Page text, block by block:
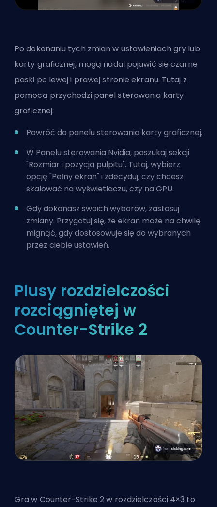
Po dokonaniu tych zmian w ustawieniach gry lub
karty graficznej, mogą nadal pojawić się czarne
paski po lewej i prawej stronie ekranu. Tutaj z
pomocą przychodzi panel sterowania karty
graficznej:
Powróć do panelu sterowania karty graficznej.
W Panelu sterowania Nvidia, poszukaj sekcji
"Rozmiar i pozycja pulpitu". Tutaj, wybierz
opcję "Pełny ekran" i zdecyduj, czy chcesz
skalować na wyświetlaczu, czy na GPU.
Gdy dokonasz swoich wyborów, zastosuj
zmiany. Przygotuj się, że ekran może na chwilę
mignąć, gdy dostosowuje się do wybranych
przez ciebie ustawień.
Plusy rozdzielczości
rozciągniętej w
Counter-Strike 2
Gra w Counter-Strike 2 w rozdzielczości 4×3 to